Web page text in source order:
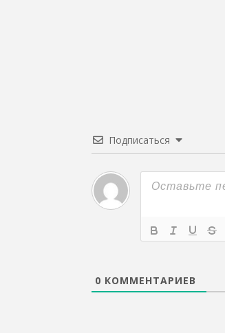
Подписаться
0 КОММЕНТАРИЕВ